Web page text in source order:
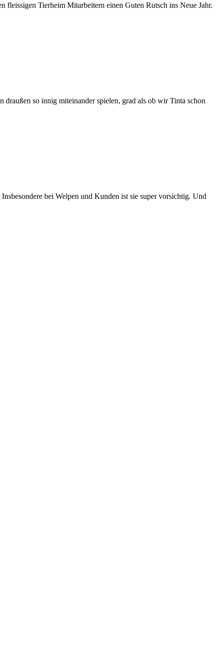
Tierheim Mitarbeitern einen Guten Rutsch ins Neue Jahr.
so innig miteinander spielen, grad als ob wir Tinta schon
bei Welpen und Kunden ist sie super vorsichtig. Und